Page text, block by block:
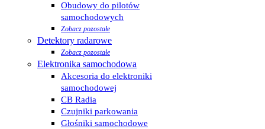
Obudowy do pilotów
samochodowych
Zobacz pozostałe
Detektory radarowe
Zobacz pozostałe
Elektronika samochodowa
Akcesoria do elektroniki
samochodowej
CB Radia
Czujniki parkowania
Głośniki samochodowe